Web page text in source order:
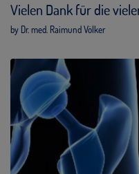
Vielen Dank für die
by Dr. med. Raimund Völker